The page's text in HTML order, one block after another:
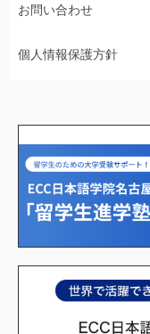
お問い合わせ
個人情報保護方針